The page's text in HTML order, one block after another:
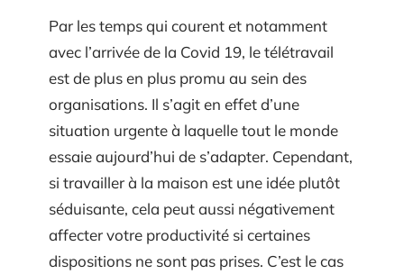
Par les temps qui courent et notamment
avec l’arrivée de la Covid 19, le télétravail
est de plus en plus promu au sein des
organisations. Il s’agit en effet d’une
situation urgente à laquelle tout le monde
essaie aujourd’hui de s’adapter. Cependant,
si travailler à la maison est une idée plutôt
séduisante, cela peut aussi négativement
affecter votre productivité si certaines
dispositions ne sont pas prises. C’est le cas